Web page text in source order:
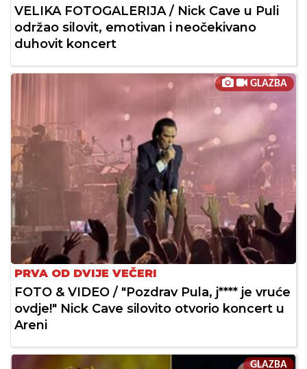
VELIKA FOTOGALERIJA / Nick Cave u Puli
održao silovit, emotivan i neočekivano
duhovit koncert
GLAZBA
PRVA OD DVIJE VEČERI
FOTO & VIDEO / "Pozdrav Pula, j**** je vruće
ovdje!" Nick Cave silovito otvorio koncert u
Areni
GLAZBA